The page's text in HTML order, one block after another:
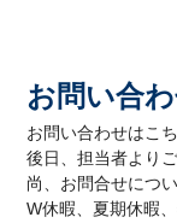
お問い合
お問い合わせはこ
後日、担当者より
尚、お問合せにつ
W休暇、夏期休暇